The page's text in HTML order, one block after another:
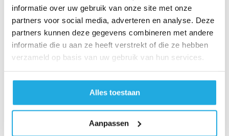
informatie over uw gebruik van onze site met onze
partners voor social media, adverteren en analyse. Deze
partners kunnen deze gegevens combineren met andere
informatie die u aan ze heeft verstrekt of die ze hebben
verzameld op basis van uw gebruik van hun services.
Alles toestaan
Aanpassen
Telefoonnummer
Onderwerp*
Bericht*